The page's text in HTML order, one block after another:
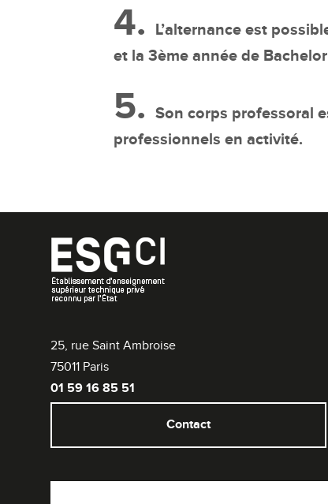
4.
L’alternance est
et la 3ème année de Bachelor
5.Son corps professoral
professionnels en activité.
25, rue Saint Ambroise
75011 Paris
01 59 16 85 51
Contact